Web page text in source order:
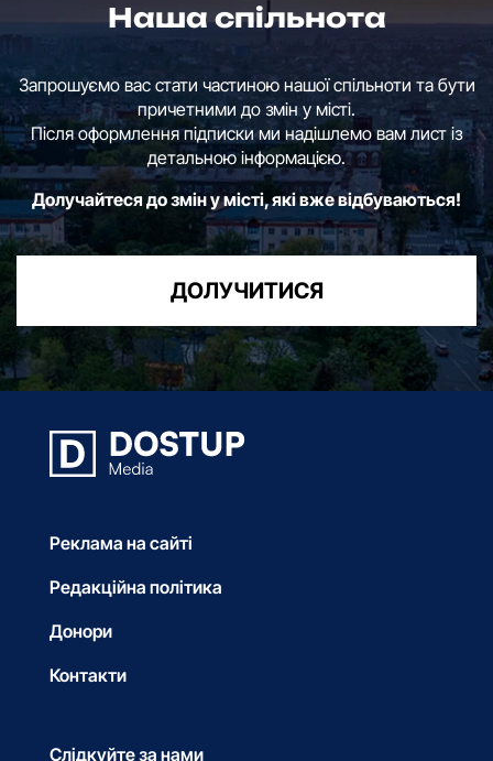
Наша спільнота
Запрошуємо вас стати частиною нашої спільноти та бути
причетними до змін у місті.
Після оформлення підписки ми надішлемо вам лист із
детальною інформацією.
Долучайтеся до змін у місті, які вже відбуваються!
ДОЛУЧИТИСЯ
Реклама на сайті
Редакційна політика
Донори
Контакти
Слідкуйте за нами